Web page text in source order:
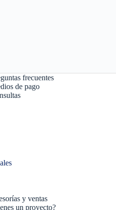
frecuentes
de pago
y ventas
un proyecto?